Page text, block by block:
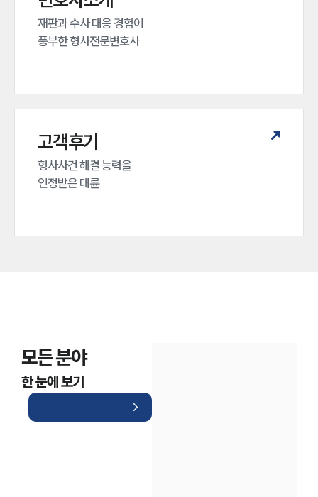
재판과 수사 대응 경험이
풍부한 형사전문변호사
고객후기
형사사건 해결 능력을
인정받은 대륜
모든 분야
한 눈에 보기